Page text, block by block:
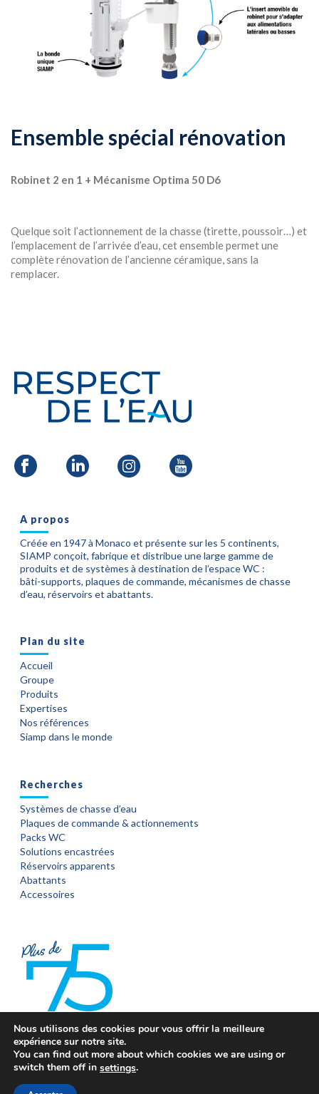
Ensemble spécial rénovation
Robinet 2 en 1 + Mécanisme Optima 50 D6
Quelque soit l’actionnement de la chasse (tirette, poussoir…) et
l’emplacement de l’arrivée d’eau, cet ensemble permet une
complète rénovation de l’ancienne céramique, sans la
remplacer.
A propos
Créée en 1947 à Monaco et présente sur les 5 continents,
SIAMP conçoit, fabrique et distribue une large gamme de
produits et de systèmes à destination de l’espace WC :
bâti-supports, plaques de commande, mécanismes de chasse
d’eau, réservoirs et abattants.
Plan du site
Accueil
Groupe
Produits
Expertises
Nos références
Siamp dans le monde
Recherches
Systèmes de chasse d’eau
Plaques de commande & actionnements
Packs WC
Solutions encastrées
Réservoirs apparents
Abattants
Accessoires
Nous utilisons des cookies pour vous offrir la meilleure
expérience sur notre site.
You can find out more about which cookies we are using or
switch them off in settings.